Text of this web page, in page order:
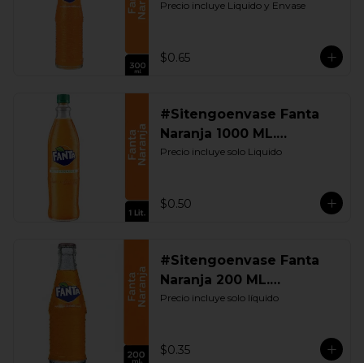
Retornable
Precio incluye Liquido y Envase
$0.65
#Sitengoenvase Fanta
Naranja 1000 ML.
Retornable
Precio incluye solo Liquido
$0.50
#Sitengoenvase Fanta
Naranja 200 ML.
Retornable
Precio incluye solo líquido
$0.35